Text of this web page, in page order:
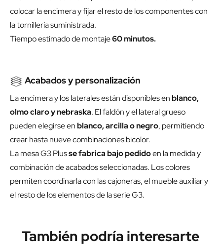
colocar la encimera y fijar el resto de los componentes con
la tornillería suministrada.
Tiempo estimado de montaje60 minutos.
Acabados y personalización
La encimera y los laterales están disponibles enblanco,
olmo claro y nebraska. El faldón y el lateral grueso
pueden elegirse enblanco, arcilla o negro, permitiendo
crear hasta nueve combinaciones bicolor.
La mesa G3 Plusse fabrica bajo pedidoen la medida y
combinación de acabados seleccionadas. Los colores
permiten coordinarla con las cajoneras, el mueble auxiliar y
el resto de los elementos de la serie G3.
También podría interesarte